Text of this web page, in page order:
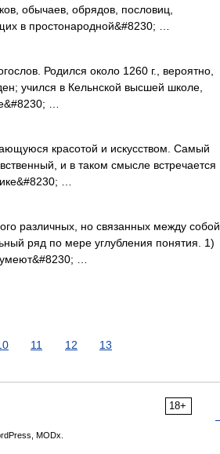
обычаев, обрядов, пословиц,
в простонародной&#8230; …
Родился около 1260 г., вероятно,
учился в Кельнской высшей школе,
…
красотой и искусством. Самый
и в таком смысле встречается
…
различных, но связанных между собой
ряд по мере углубления понятия. 1)
…
11 12 13
18+
MODx.